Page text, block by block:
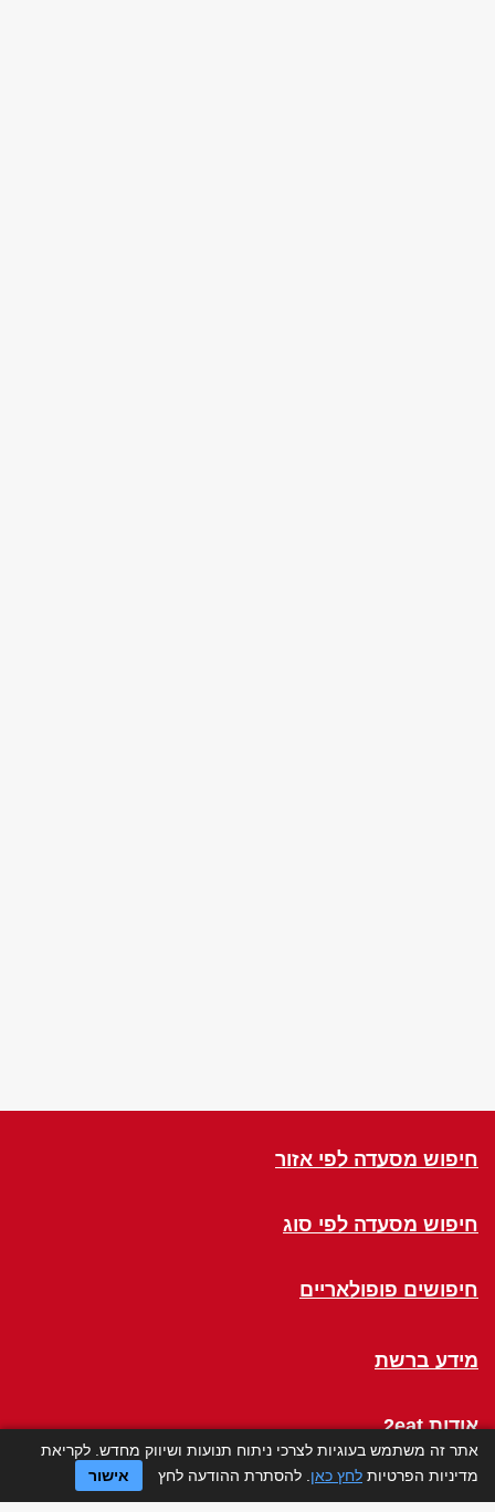
חיפוש מסעדה לפי אזור
חיפוש מסעדה לפי סוג
חיפושים פופולאריים
מידע ברשת
אודות 2eat
Click a Table
אתר זה משתמש בעוגיות לצרכי ניתוח תנועות ושיווק מחדש. לקריאת
מדיניות הפרטיות לחץ כאן . להסתרת ההודעה לחץ אישור